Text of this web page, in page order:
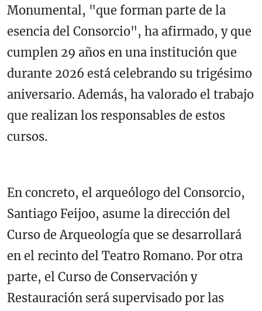
Monumental, "que forman parte de la
esencia del Consorcio", ha afirmado, y que
cumplen 29 años en una institución que
durante 2026 está celebrando su trigésimo
aniversario. Además, ha valorado el trabajo
que realizan los responsables de estos
cursos.
En concreto, el arqueólogo del Consorcio,
Santiago Feijoo, asume la dirección del
Curso de Arqueología que se desarrollará
en el recinto del Teatro Romano. Por otra
parte, el Curso de Conservación y
Restauración será supervisado por las